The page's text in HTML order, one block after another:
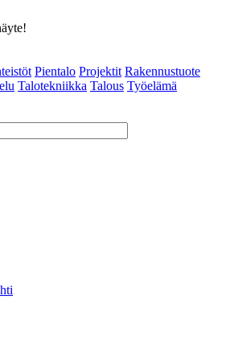
Pientalo Projektit Rakennustuote
Talotekniikka Talous Työelämä